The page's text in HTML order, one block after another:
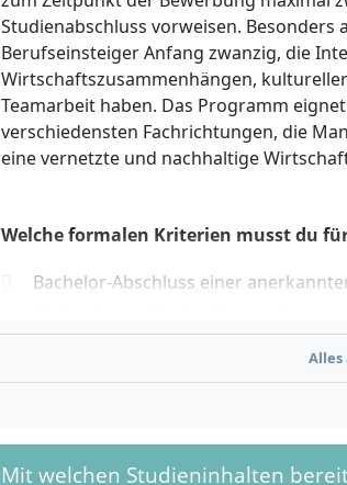
Studienabschluss vorweisen.
Berufseinsteiger Anfang zwanzig, die
Wirtschaftszusammenhängen,
Teamarbeit haben. Das Programm
verschiedensten Fachrichtungen, die
eine vernetzte und nachhaltige
Welche formalen Kriterien musst du
Bachelor-Abschluss einer
englischsprachigen
Vollständig ausgefüllte Online-
Empfehlungsschreiben
Werkstudententätigkeiten während
GMAT, GMAT Focus oder GRE sind
Alles
Mit welchen Studieninhalten